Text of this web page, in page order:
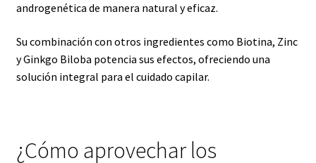
androgenética de manera natural y eficaz.
Su combinación con otros ingredientes como Biotina, Zinc
y Ginkgo Biloba potencia sus efectos, ofreciendo una
solución integral para el cuidado capilar.
¿Cómo aprovechar los